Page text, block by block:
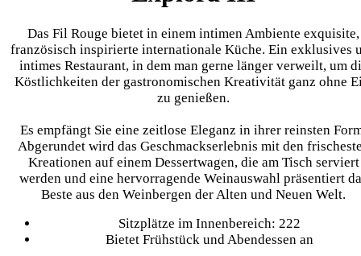
Das Fil Rouge bietet in einem intimen Ambiente exquisite,
französisch inspirierte internationale Küche. Ein exklusives
intimes Restaurant, in dem man gerne länger verweilt, um
Köstlichkeiten der gastronomischen Kreativität ganz ohne
zu genießen.
Es empfängt Sie eine zeitlose Eleganz in ihrer reinsten
Abgerundet wird das Geschmackserlebnis mit den
Kreationen auf einem Dessertwagen, die am Tisch serviert
werden und eine hervorragende Weinauswahl präsentiert
Beste aus den Weinbergen der Alten und Neuen Welt.
Sitzplätze im Innenbereich: 222
Bietet Frühstück und Abendessen an